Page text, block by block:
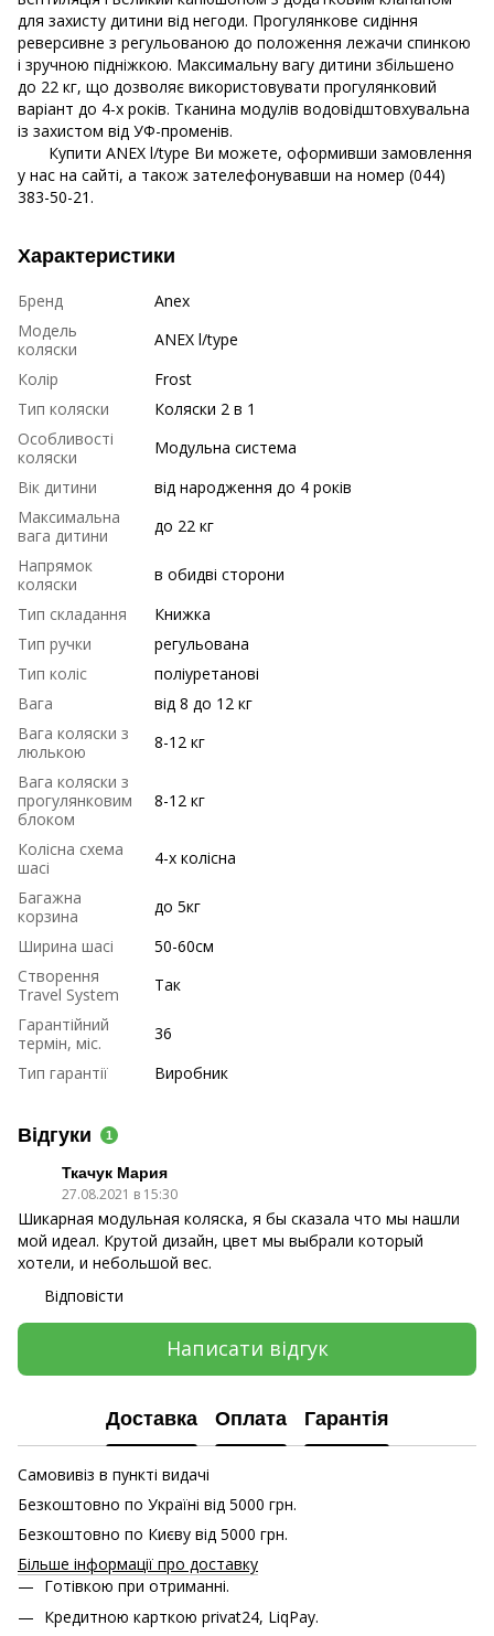
для захисту дитини від негоди. Прогулянкове сидіння
реверсивне з регульованою до положення лежачи спинкою
і зручною підніжкою. Максимальну вагу дитини збільшено
до 22 кг, що дозволяє використовувати прогулянковий
варіант до 4-х років. Тканина модулів водовідштовхувальна
із захистом від УФ-променів.
Купити ANEX l/type Ви можете, оформивши замовлення
у нас на сайті, а також зателефонувавши на номер (044)
383-50-21.
Характеристики
Бренд
Anex
Модель
коляски
ANEX l/type
Колір
Frost
Тип коляски
Коляски 2 в 1
Особливості
коляски
Модульна система
Вік дитини
від народження до 4 років
Максимальна
вага дитини
до 22 кг
Напрямок
коляски
в обидві сторони
Тип складання
Книжка
Тип ручки
регульована
Тип коліс
поліуретанові
Вага
від 8 до 12 кг
Вага коляски з
люлькою
8-12 кг
Вага коляски з
прогулянковим
блоком
8-12 кг
Колісна схема
шасі
4-х колісна
Багажна
корзина
до 5кг
Ширина шасі
50-60см
Створення
Travel System
Так
Гарантійний
термін, міс.
36
Тип гарантії
Виробник
Відгуки 1
Ткачук Мария
27.08.2021 в 15:30
Шикарная модульная коляска, я бы сказала что мы нашли
мой идеал. Крутой дизайн, цвет мы выбрали который
хотели, и небольшой вес.
Відповісти
Написати відгук
Доставка Оплата Гарантія
Самовивіз в пункті видачі
Безкоштовно по Україні від 5000 грн.
Безкоштовно по Києву від 5000 грн.
Більше інформації про доставку
Готівкою при отриманні.
Кредитною карткою privat24, LiqPay.